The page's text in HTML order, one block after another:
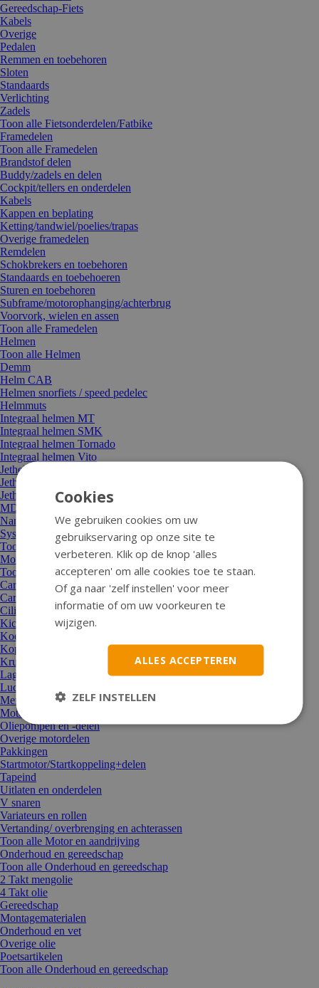
Gereedschap-Fiets
Kabels
Overige
Pedalen
Remmen en toebehoren
Sloten
Standaards
Verlichting
Zadels
Toon alle Fietsonderdelen/Fatbike
Framedelen
Toon alle Framedelen
Brandstof delen
Buddy/zadels en delen
Cockpit/tellers en onderdelen
Kabels
Kappen en beplating
Ketting/tandwiel/poelies/trapas
Overige framedelen
Remdelen
Schokbrekers en toebehoren
Standaards en toebehoeren
Sturen en toebehoren
Subframe/motorophanging/achterbrug
Voorvork, wielen en assen
Toon alle Framedelen
Helmen
Toon alle Helmen
Demm
Helm CAB
Helmen snorfiets / speed pedelec
Helmmuts
Integraal helmen MT
Integraal helmen SMK
Integraal helmen Tornado
Integraal helmen Vito
Jethelm Tucano
Jethelmen Lem
Jethelmen MT
MDS-onderdelen
Nano-vizier
Systeemhelm Roof
Toon alle Helmen
Motor en aandrijving
Toon alle Motor en aandrijving
Carburateur/sproeier/choke
Carterdeksel
Cilinders, koppen, zuigers
Kickstarters en onderdelen
Koeling/thermostaat/waterpomp
Koppelingen en delen
Krukassen + moeren
Lagers en keerringen
Luchtfilters
Membraan en spruitstuk
Motorblok compleet
Oliepompen en -delen
Overige motordelen
Pakkingen
Startmotor/Startkoppeling+delen
Tapeind
Uitlaten en onderdelen
V snaren
Variateurs en rollen
Vertanding/ overbrenging en achterassen
Toon alle Motor en aandrijving
Onderhoud en gereedschap
Toon alle Onderhoud en gereedschap
2 Takt mengolie
4 Takt olie
Gereedschap
Montagematerialen
Onderhoud en vet
Overige olie
Poetsartikelen
Toon alle Onderhoud en gereedschap
Cookies
We gebruiken cookies om uw
gebruikservaring op onze site te
verbeteren. Klik op de knop 'alles
accepteren' om alle cookies toe te staan.
Of ga naar 'zelf instellen' voor meer
informatie of om uw voorkeuren te
wijzigen.
ALLES ACCEPTEREN
ZELF INSTELLEN